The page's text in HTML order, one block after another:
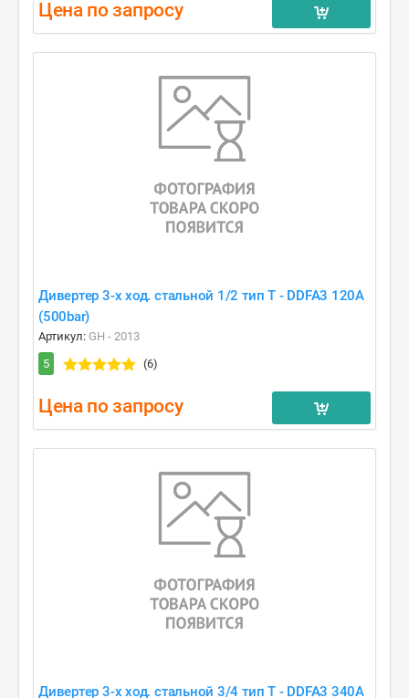
Цена по запросу
Дивертер 3-х ход. стальной 1/2 тип T - DDFA3 120A
(500bar)
Артикул: GH - 2013
5
(6)
Цена по запросу
Дивертер 3-х ход. стальной 3/4 тип T - DDFA3 340A